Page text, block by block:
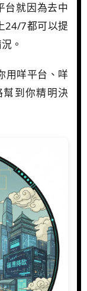
台就因為去中
24/7都可以提
。
用咩平台、咩
到你精明決